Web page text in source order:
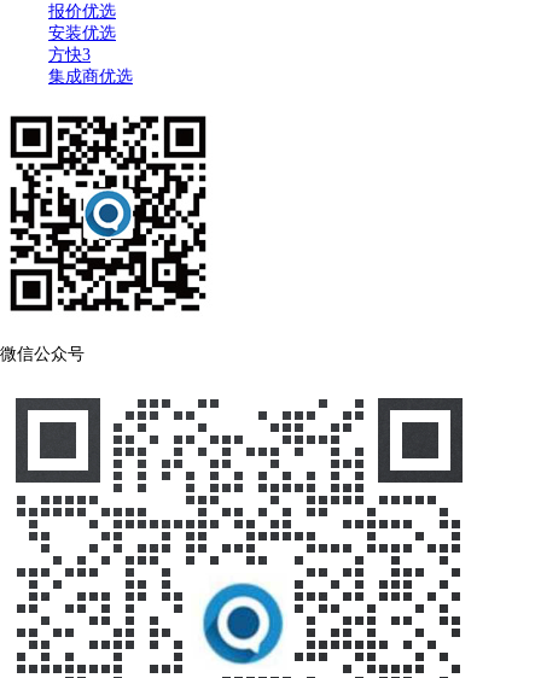
报价优选
安装优选
方快3
集成商优选
微信公众号